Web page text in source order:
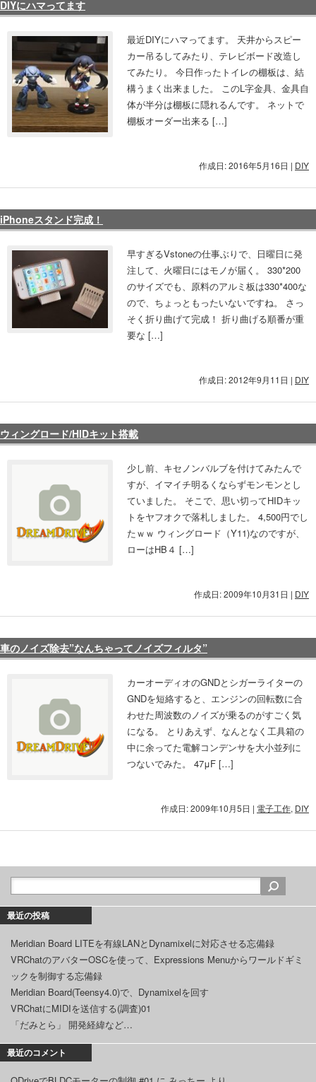
DIYにハマってます
最近DIYにハマってます。 天井からスピー
カー吊るしてみたり、テレビボード改造し
てみたり。 今日作ったトイレの棚板は、結
構うまく出来ました。 このL字金具、金具自
体が半分は棚板に隠れるんです。 ネットで
棚板オーダー出来る […]
作成日: 2016年5月16日 | DIY
iPhoneスタンド完成！
早すぎるVstoneの仕事ぶりで、日曜日に発
注して、火曜日にはモノが届く。 330*200
のサイズでも、原料のアルミ板は330*400な
ので、ちょっともったいないですね。 さっ
そく折り曲げて完成！ 折り曲げる順番が重
要な […]
作成日: 2012年9月11日 | DIY
ウィングロード/HIDキット搭載
少し前、キセノンバルブを付けてみたんで
すが、イマイチ明るくならずモンモンとし
ていました。 そこで、思い切ってHIDキッ
トをヤフオクで落札しました。 4,500円でし
たｗｗ ウィングロード（Y11)なのですが、
ローはHB４ […]
作成日: 2009年10月31日 | DIY
車のノイズ除去”なんちゃってノイズフィルタ”
カーオーディオのGNDとシガーライターの
GNDを短絡すると、エンジンの回転数に合
わせた周波数のノイズが乗るのがすごく気
になる。 とりあえず、なんとなく工具箱の
中に余ってた電解コンデンサを大小並列に
つないでみた。 47μF […]
作成日: 2009年10月5日 | 電子工作, DIY
最近の投稿
Meridian Board LITEを有線LANとDynamixelに対応させる忘備録
VRChatのアバターOSCを使って、Expressions Menuからワールドギミ
ックを制御する忘備録
Meridian Board(Teensy4.0)で、Dynamixelを回す
VRChatにMIDIを送信する(調査)01
「だみとら」 開発経緯など…
最近のコメント